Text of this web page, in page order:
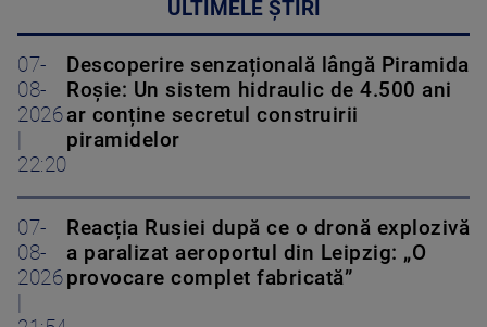
ULTIMELE ȘTIRI
07-
08-
2026
22:20
Descoperire senzațională lângă Piramida
Roșie: Un sistem hidraulic de 4.500 ani
ar conține secretul construirii
piramidelor
07-
08-
2026
Reacția Rusiei după ce o dronă explozivă
a paralizat aeroportul din Leipzig: „O
provocare complet fabricată”